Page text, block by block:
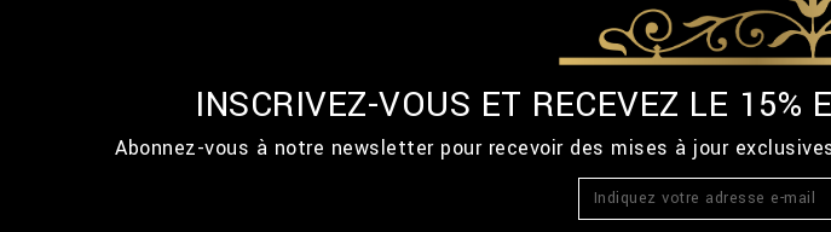
INSCRIVEZ-VOUS ET RECEVEZ LE 15%
Abonnez-vous à notre newsletter pour recevoir des mises à jour